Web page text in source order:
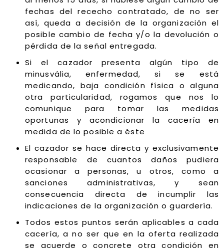
fechas del rececho contratado, de no ser
así, queda a decisión de la organización el
posible cambio de fecha y/o la devolución o
pérdida de la señal entregada.
Si el cazador presenta algún tipo de
minusvália, enfermedad, si se está
medicando, baja condición física o alguna
otra particularidad, rogamos que nos lo
comunique para tomar las medidas
oportunas y acondicionar la cacería en
medida de lo posible a éste
El cazador se hace directa y exclusivamente
responsable de cuantos daños pudiera
ocasionar a personas, u otros, como a
sanciones administrativas, y sean
consecuencia directa de incumplir las
indicaciones de la organización o guardería.
Todos estos puntos serán aplicables a cada
cacería, a no ser que en la oferta realizada
se acuerde o concrete otra condición en